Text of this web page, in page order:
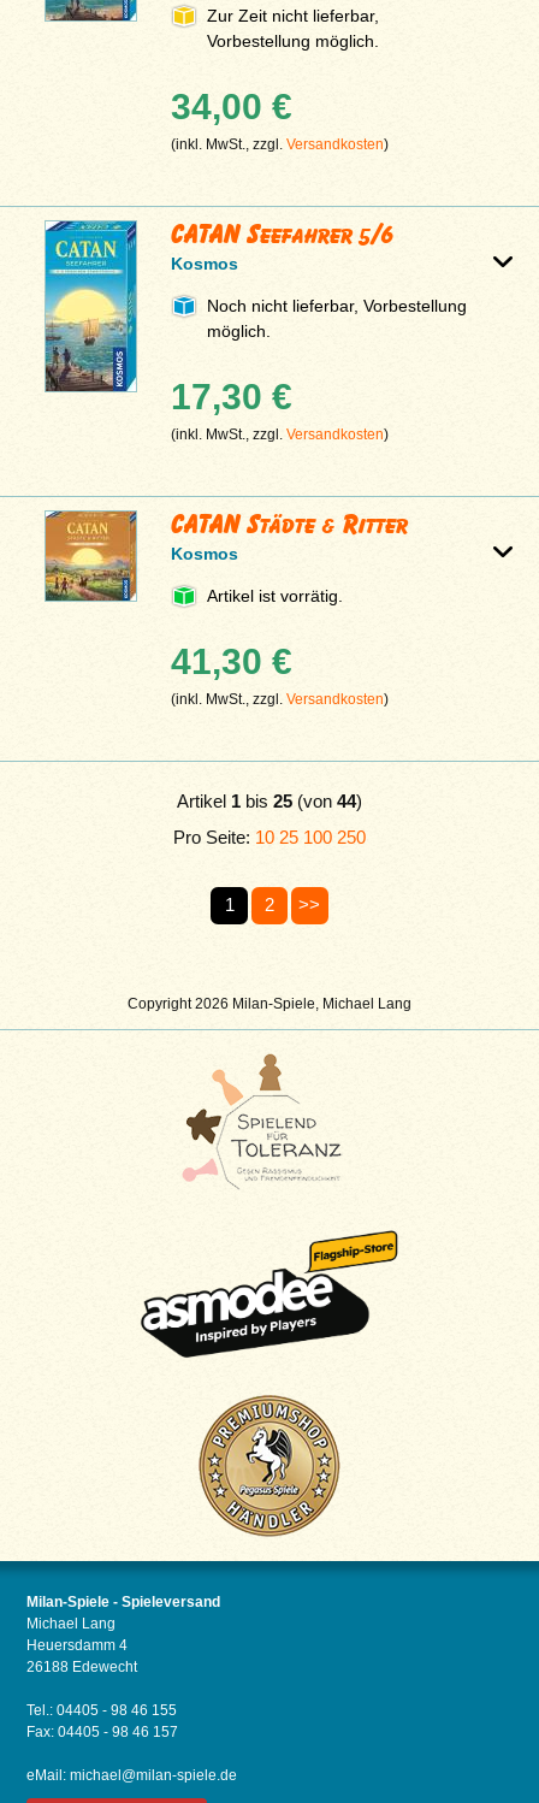
Copyright 2026 Milan-Spiele, Michael Lang
Zur Zeit nicht lieferbar,
Vorbestellung möglich.
34,00 €
(inkl. MwSt., zzgl.Versandkosten)
CATAN Seefahrer 5/6
Kosmos
Noch nicht lieferbar, Vorbestellung
möglich.
17,30 €
(inkl. MwSt., zzgl.Versandkosten)
CATAN Städte & Ritter
Kosmos
Artikel ist vorrätig.
41,30 €
(inkl. MwSt., zzgl.Versandkosten)
Artikel 1 bis 25 (von 44)
Pro Seite: 10 25 100 250
1 2 >>
Milan-Spiele - Spieleversand
Michael Lang
Heuersdamm 4
26188 Edewecht
Tel.: 04405 - 98 46 155
Fax: 04405 - 98 46 157
eMail:michael@milan-spiele.de